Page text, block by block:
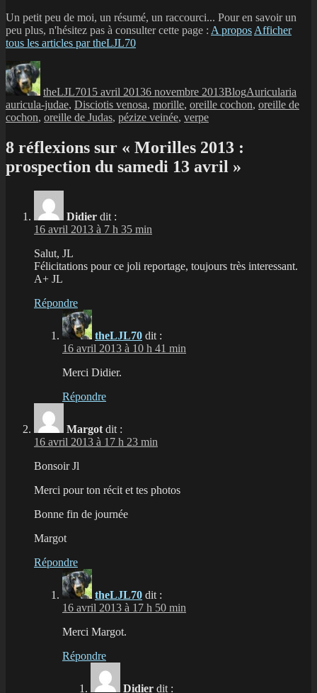
Un petit peu de moi, un résumé, un raccourci... Pour en savoir un
peu plus, n'hésitez pas à consulter cette page : A propos Afficher
tous les articles par theLJL70
Auteur
theLJL7015 avril 20136 novembre 2013BlogAuricularia
auricula-judae, Disciotis venosa, morille, oreille cochon, oreille de
cochon, oreille de Judas, pézize veinée, verpe
8 réflexions sur « Morilles 2013 :
prospection du samedi 13 avril »
Didier dit :
16 avril 2013 à 7 h 35 min
Salut, JL
Félicitations pour ce joli reportage, toujours très interessant.
A+ JL
Répondre
theLJL70 dit :
16 avril 2013 à 10 h 41 min
Merci Didier.
Répondre
Margot dit :
16 avril 2013 à 17 h 23 min
Bonsoir Jl
Merci pour ton récit et tes photos
Bonne fin de journée
Margot
Répondre
theLJL70 dit :
16 avril 2013 à 17 h 50 min
Merci Margot.
Répondre
Didier dit :